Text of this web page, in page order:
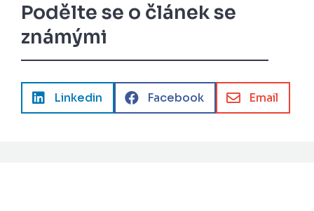
Podělte se o článek se
známými
 Linkedin  Facebook  Email